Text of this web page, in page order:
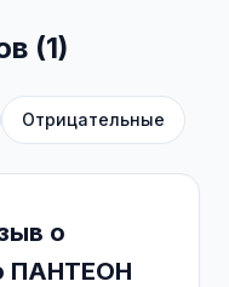
(1)
Отрицательные
о
ПАНТЕОН